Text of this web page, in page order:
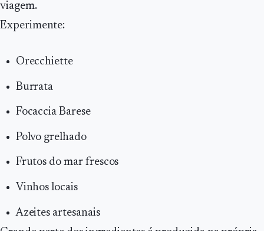
viagem.
Experimente:
Orecchiette
Burrata
Focaccia Barese
Polvo grelhado
Frutos do mar frescos
Vinhos locais
Azeites artesanais